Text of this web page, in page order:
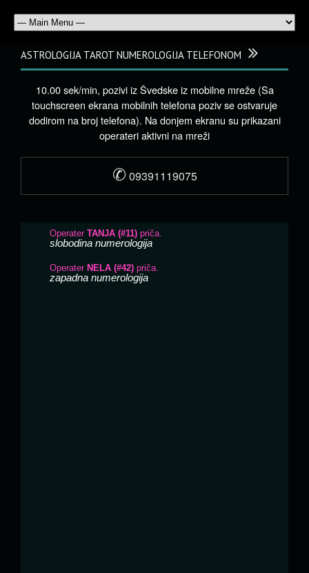
ASTROLOGIJA TAROT NUMEROLOGIJA TELEFONOM
10.00 sek/min, pozivi iz Švedske iz mobilne mreže (Sa
touchscreen ekrana mobilnih telefona poziv se ostvaruje
dodirom na broj telefona). Na donjem ekranu su prikazani
operateri aktivni na mreži
✆ 09391119075